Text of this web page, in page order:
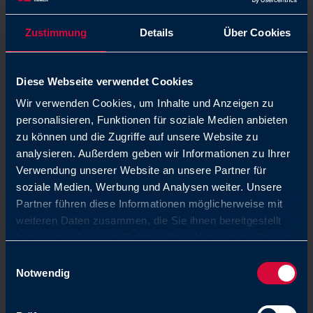
Zustimmung Details Über Cookies
Diese Webseite verwendet Cookies
Wir verwenden Cookies, um Inhalte und Anzeigen zu
personalisieren, Funktionen für soziale Medien anbieten
zu können und die Zugriffe auf unsere Website zu
analysieren. Außerdem geben wir Informationen zu Ihrer
Verwendung unserer Website an unsere Partner für
soziale Medien, Werbung und Analysen weiter. Unsere
Partner führen diese Informationen möglicherweise mit
weiteren Daten zusammen, die Sie ihnen bereitgestellt
Cookies, wenn Sie unsere Webseite weiterhin nutzen.
Notwendig
(m/w/d)
Allgemein Grafenau
Personalreferent (m/w/d)
Personalentwicklung
Kaufmännisch Grafenau
Produktionsmitarbeiter Gummi
(m/w/d)